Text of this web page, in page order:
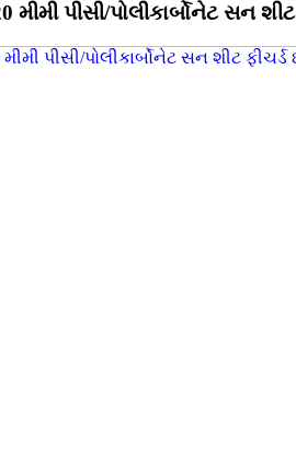
પીસી/પોલીકાર્બોનેટ સન શીટ